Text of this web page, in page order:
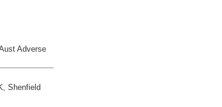
Adverse
Shenfield